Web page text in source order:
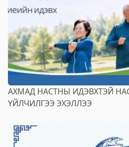
АХМАД НАСТНЫ ИДЭВХТЭЙ
ҮЙЛЧИЛГЭЭ ЭХЭЛЛЭЭ